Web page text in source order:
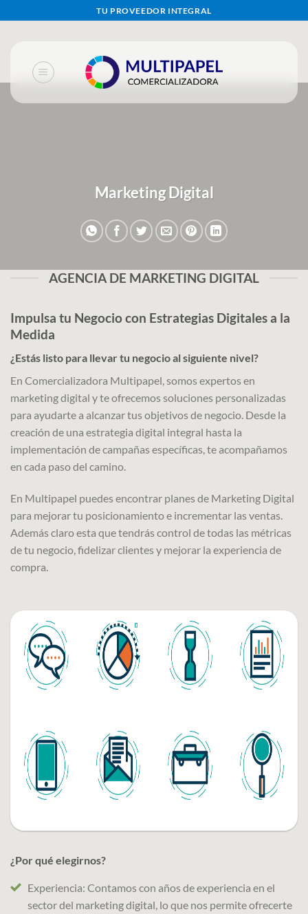
to
TU PROVEEDOR INTEGRAL
Marketing Digital
AGENCIA DE MARKETING DIGITAL
Impulsa tu Negocio con Estrategias Digitales a la
Medida
¿Estás listo para llevar tu negocio al siguiente nivel?
En Comercializadora Multipapel, somos expertos en
marketing digital y te ofrecemos soluciones personalizadas
para ayudarte a alcanzar tus objetivos de negocio. Desde la
creación de una estrategia digital integral hasta la
implementación de campañas específicas, te acompañamos
en cada paso del camino.
En Multipapel puedes encontrar planes de Marketing Digital
para mejorar tu posicionamiento e incrementar las ventas.
Además claro esta que tendrás control de todas las métricas
de tu negocio, fidelizar clientes y mejorar la experiencia de
compra.
¿Por qué elegirnos?
Experiencia: Contamos con años de experiencia en el
sector del marketing digital, lo que nos permite ofrecerte